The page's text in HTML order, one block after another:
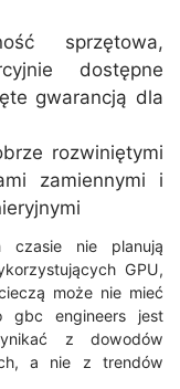
sprzętowa,
dostępne
gwarancją dla
rozwiniętymi
zamiennymi i
czasie nie planują
GPU,
może nie mieć
gbc engineers jest
z dowodów
a nie z trendów